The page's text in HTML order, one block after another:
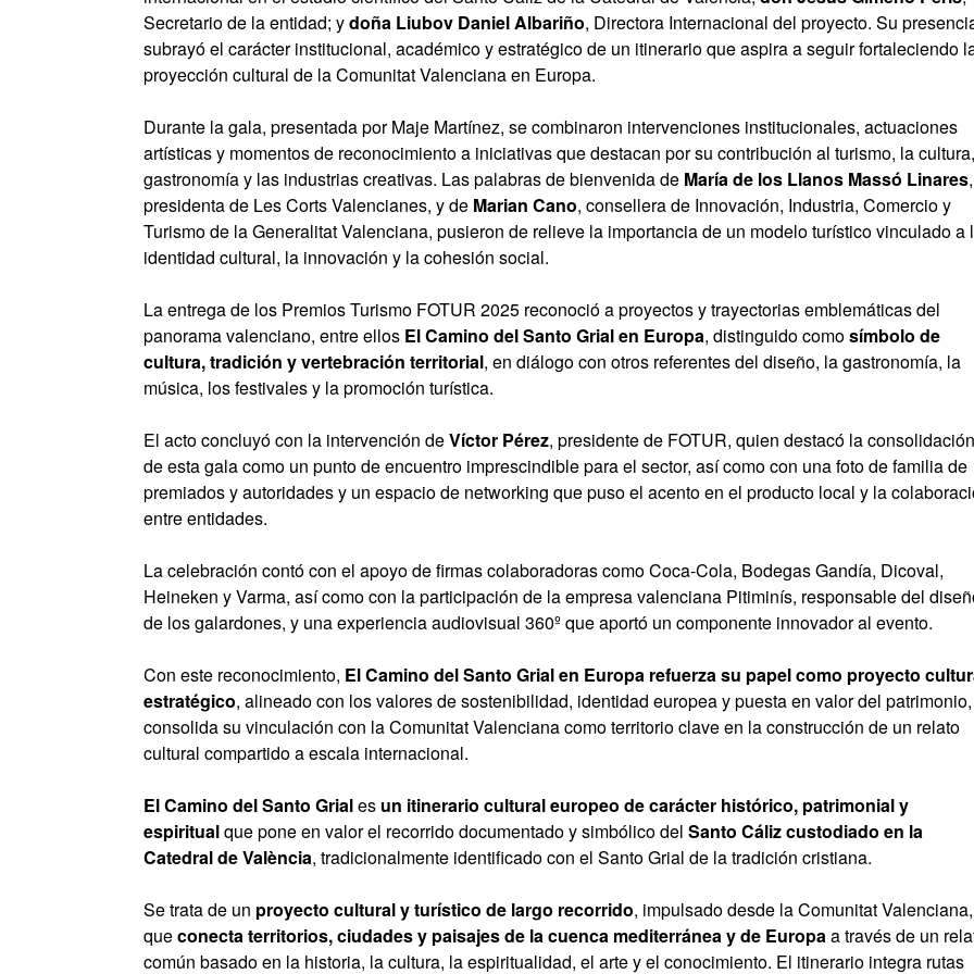
Secretario de la entidad; ydoña Liubov Daniel Albariño, Directora Internacional del proyecto. Su
subrayó el carácter institucional, académico y estratégico de un itinerario que aspira a seguir fortaleciendo
proyección cultural de la Comunitat Valenciana en Europa.
Durante la gala, presentada por Maje Martínez, se combinaron intervenciones institucionales, actuaciones
artísticas y momentos de reconocimiento a iniciativas que destacan por su contribución al turismo, la
gastronomía y las industrias creativas. Las palabras de bienvenida de María de los Llanos Massó Linares,
presidenta de Les Corts Valencianes, y de Marian Cano, consellera de Innovación, Industria, Comercio y
Turismo de la Generalitat Valenciana, pusieron de relieve la importancia de un modelo turístico vinculado a
identidad cultural, la innovación y la cohesión social.
La entrega de los Premios Turismo FOTUR 2025 reconoció a proyectos y trayectorias emblemáticas del
panorama valenciano, entre ellos El Camino del Santo Grial en Europa, distinguido comosímbolo de
cultura, tradición y vertebración territorial, en diálogo con otros referentes del diseño, la gastronomía, la
música, los festivales y la promoción turística.
El acto concluyó con la intervención deVíctor Pérez, presidente de FOTUR, quien destacó la consolidación
de esta gala como un punto de encuentro imprescindible para el sector, así como con una foto de familia de
premiados y autoridades y un espacio de networking que puso el acento en el producto local y la
entre entidades.
La celebración contó con el apoyo de firmas colaboradoras como Coca-Cola, Bodegas Gandía, Dicoval,
Heineken y Varma, así como con la participación de la empresa valenciana Pitiminís, responsable del
de los galardones, y una experiencia audiovisual 360º que aportó un componente innovador al evento.
Con este reconocimiento, El Camino del Santo Grial en Europa refuerza su papel como proyecto
estratégico, alineado con los valores de sostenibilidad, identidad europea y puesta en valor del
consolida su vinculación con la Comunitat Valenciana como territorio clave en la construcción de un relato
cultural compartido a escala internacional.
El Camino del Santo Griales un itinerario cultural europeo de carácter histórico, patrimonial y
espiritualque pone en valor el recorrido documentado y simbólico del Santo Cáliz custodiado en la
Catedral de València, tradicionalmente identificado con el Santo Grial de la tradición cristiana.
Se trata de un proyecto cultural y turístico de largo recorrido, impulsado desde la Comunitat Valenciana,
queconecta territorios, ciudades y paisajes de la cuenca mediterránea y de Europaa través de un
común basado en la historia, la cultura, la espiritualidad, el arte y el conocimiento. El itinerario integra rutas